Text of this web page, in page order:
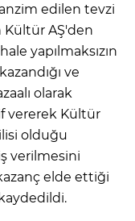
edilen tevzi
Kültür AŞ'den
yapılmaksızın
ve
olarak
vererek Kültür
olduğu
verilmesini
elde ettiği